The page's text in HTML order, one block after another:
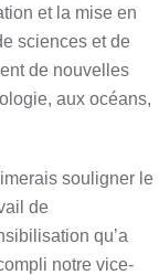
et la mise en
sciences et de
de nouvelles
aux océans,
souligner le
de
qu’a
notre vice-